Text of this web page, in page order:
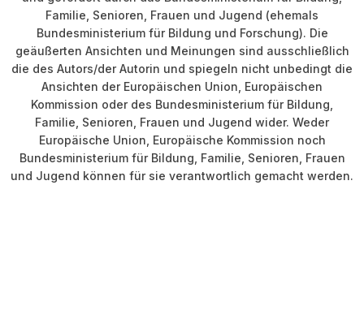
Familie, Senioren, Frauen und Jugend (ehemals
Bundesministerium für Bildung und Forschung). Die
geäußerten Ansichten und Meinungen sind ausschließlich
die des Autors/der Autorin und spiegeln nicht unbedingt die
Ansichten der Europäischen Union, Europäischen
Kommission oder des Bundesministerium für Bildung,
Familie, Senioren, Frauen und Jugend wider. Weder
Europäische Union, Europäische Kommission noch
Bundesministerium für Bildung, Familie, Senioren, Frauen
und Jugend können für sie verantwortlich gemacht werden.